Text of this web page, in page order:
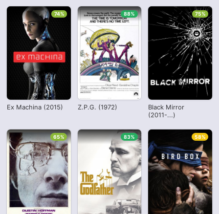
Ex Machina (2015)
74%
Z.P.G. (1972)
88%
Black Mirror
(2011-...)
75%
65% 83% 58%